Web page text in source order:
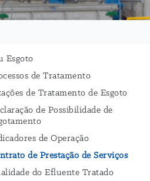
Esgoto
de Tratamento
de Tratamento de Esgoto
de Possibilidade de
de Operação
de Prestação de Serviços
do Efluente Tratado